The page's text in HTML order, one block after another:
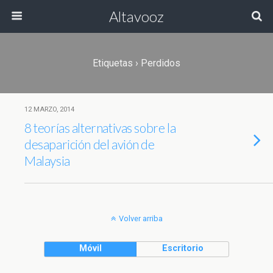
Altavooz
Etiquetas › Perdidos
12 MARZO, 2014
8 teorías alternativas sobre la
desaparición del avión de
Malaysia
Volver arriba
Móvil Escritorio